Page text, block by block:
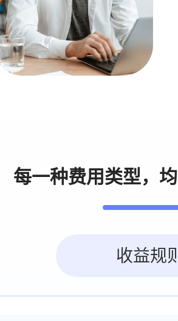
每一种费用类型，
收益规